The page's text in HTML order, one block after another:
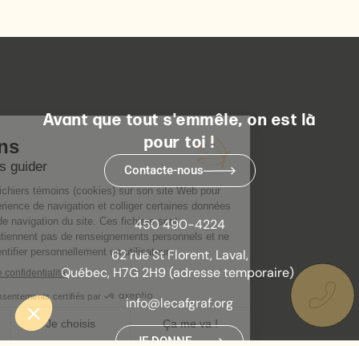
Avant que tout s'emmêle, on est là
pour toi !
Contacte-nous
450 490-4224
62 rue St Florent, Laval,
Québec, H7G 2H9 (adresse temporaire)
info@lecafgraf.org
JE DONNE